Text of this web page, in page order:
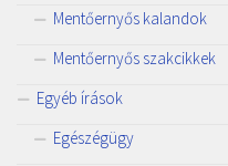
Mentőernyős kalandok
Mentőernyős szakcikkek
Egyéb írások
Egészégügy